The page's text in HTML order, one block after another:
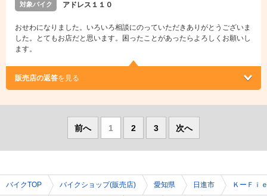
対象バイク アドレス１１０
おせわになりました。いろいろ相談にのっていただきありがとうございま
した。とてもお店だと思います。困ったことがあったらよろしくお願いし
ます。
販売店の返答を見る
前へ 1 2 3 次へ
バイクTOP バイクショップ(販売店) 愛知県 日進市 ＫーＦｉ